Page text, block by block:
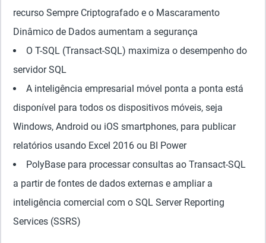
recurso Sempre Criptografado e o Mascaramento
Dinâmico de Dados aumentam a segurança
O T-SQL (Transact-SQL) maximiza o desempenho do
servidor SQL
A inteligência empresarial móvel ponta a ponta está
disponível para todos os dispositivos móveis, seja
Windows, Android ou iOS smartphones, para publicar
relatórios usando Excel 2016 ou BI Power
PolyBase para processar consultas ao Transact-SQL
a partir de fontes de dados externas e ampliar a
inteligência comercial com o SQL Server Reporting
Services (SSRS)